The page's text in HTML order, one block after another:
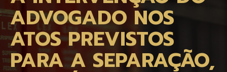
ADVOGADO NOS
ATOS PREVISTOS
PARA A SEPARAÇÃO,